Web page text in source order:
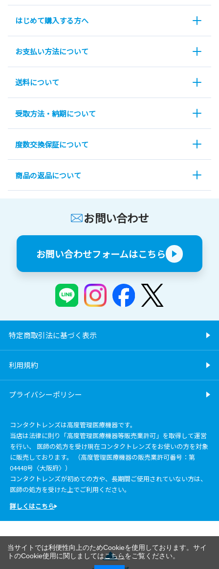
はじめて購入する方へ
お支払い方法について
送料について
受取方法・納期について
度数交換保証について
商品の返品について
お問い合わせ
お問い合わせフォームはこちら
特定商取引法に基づく表示
利用規約
プライバシーポリシー
コンタクトレンズは高度管理医療機器です。
当店は法律に則り「高度管理医療機器等販売業許可」を取得して運営
を行い、 医師の処方を受け現在コンタクトレンズをお使いの方を対象
に販売しております。 （高度管理医療機器の販売業許可番号：第
04448号〈大阪府〉）
コンタクトレンズが初めての方や、長期間ご使用されていない方は、
医師の処方を受けた上でご利用ください。
詳しくはこちら
当サイトでは利便性向上のためCookieを使用しております。サイ
トのCookie使用に関しましてはこちらをご覧ください。